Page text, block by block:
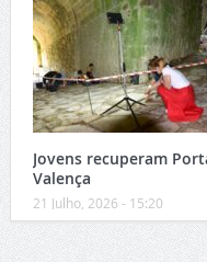
Jovens recuperam
Valença
21 Julho, 2026 - 15:20